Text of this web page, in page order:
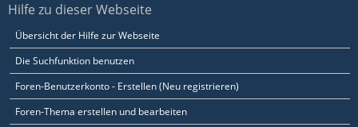
Hilfe zu dieser Webseite
Übersicht der Hilfe zur Webseite
Die Suchfunktion benutzen
Foren-Benutzerkonto - Erstellen (Neu registrieren)
Foren-Thema erstellen und bearbeiten